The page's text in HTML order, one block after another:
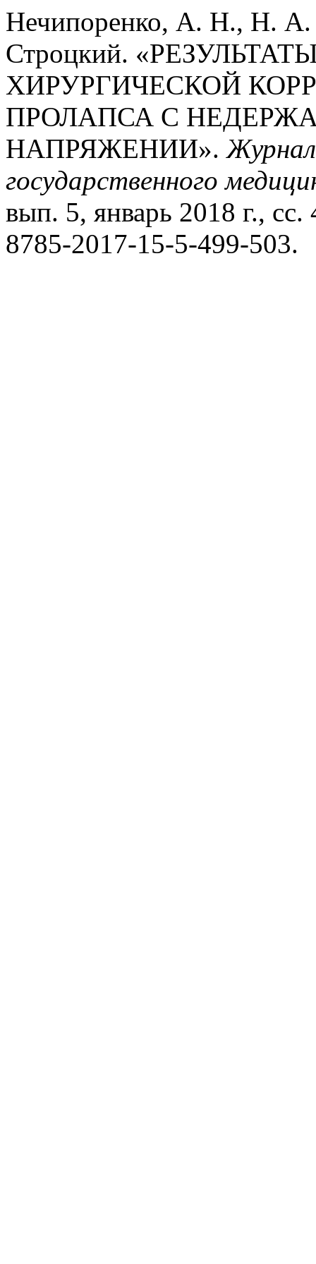
Нечипоренко, А. Н., Н.
Строцкий.
ХИРУРГИЧЕСКОЙ
ПРОЛАПСА С
НАПРЯЖЕНИИ».
государственного
вып. 5, январь 2018 г.,
8785-2017-15-5-499-503.